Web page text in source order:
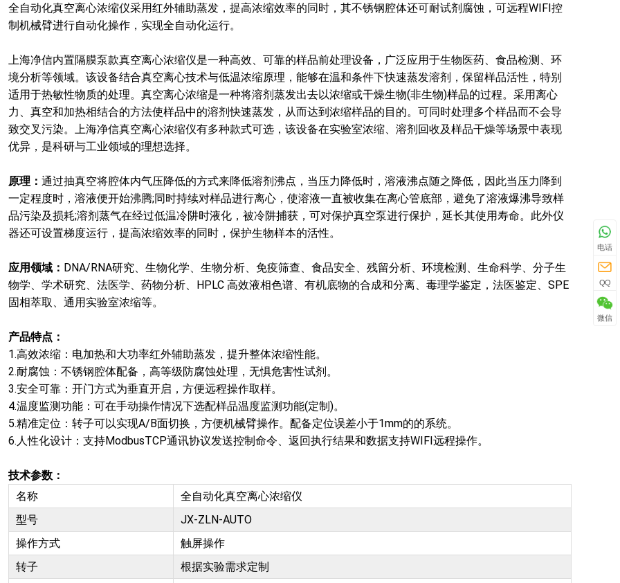
全自动化真空离心浓缩仪采用红外辅助蒸发，提高浓缩效率的同时，其不锈钢腔体还可耐试剂腐蚀，可远程WIFI控
制机械臂进行自动化操作，实现全自动化运行。
上海净信内置隔膜泵款真空离心浓缩仪是一种高效、可靠的样品前处理设备，广泛应用于生物医药、食品检测、环
境分析等领域。该设备结合真空离心技术与低温浓缩原理，能够在温和条件下快速蒸发溶剂，保留样品活性，特别
适用于热敏性物质的处理。真空离心浓缩是一种将溶剂蒸发出去以浓缩或干燥生物(非生物)样品的过程。采用离心
力、真空和加热相结合的方法使样品中的溶剂快速蒸发，从而达到浓缩样品的目的。可同时处理多个样品而不会导
致交叉污染。上海净信真空离心浓缩仪有多种款式可选，该设备在实验室浓缩、溶剂回收及样品干燥等场景中表现
优异，是科研与工业领域的理想选择。
原理： 通过抽真空将腔体内气压降低的方式来降低溶剂沸点，当压力降低时，溶液沸点随之降低，因此当压力降到
一定程度时，溶液便开始沸腾;同时持续对样品进行离心，使溶液一直被收集在离心管底部，避免了溶液爆沸导致样
品污染及损耗;溶剂蒸气在经过低温冷阱时液化，被冷阱捕获，可对保护真空泵进行保护，延长其使用寿命。此外仪
器还可设置梯度运行，提高浓缩效率的同时，保护生物样本的活性。
应用领域： DNA/RNA研究、生物化学、生物分析、免疫筛查、食品安全、残留分析、环境检测、生命科学、分子生
物学、学术研究、法医学、药物分析、HPLC 高效液相色谱、有机底物的合成和分离、毒理学鉴定，法医鉴定、SPE
固相萃取、通用实验室浓缩等。
产品特点：
1.高效浓缩：电加热和大功率红外辅助蒸发，提升整体浓缩性能。
2.耐腐蚀：不锈钢腔体配备，高等级防腐蚀处理，无惧危害性试剂。
3.安全可靠：开门方式为垂直开启，方便远程操作取样。
4.温度监测功能：可在手动操作情况下选配样品温度监测功能(定制)。
5.精准定位：转子可以实现A/B面切换，方便机械臂操作。配备定位误差小于1mm的的系统。
6.人性化设计：支持ModbusTCP通讯协议发送控制命令、返回执行结果和数据支持WIFI远程操作。
技术参数：
名称
全自动化真空离心浓缩仪
型号
JX-ZLN-AUTO
操作方式
触屏操作
转子
根据实验需求定制
电话
QQ
微信